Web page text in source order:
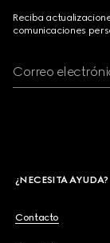
Reciba
comunicaciones
Correo
¿NECESITA AYUDA?
Contacto